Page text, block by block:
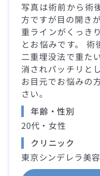
写真は術前から術
方ですが目の開き
重ラインがくっき
とお悩みです。 術
二重埋没法で重た
消されパッチリと
お目元でお悩みの
さい。
年齢・性別
20代・女性
クリニック
東京シンデレラ美